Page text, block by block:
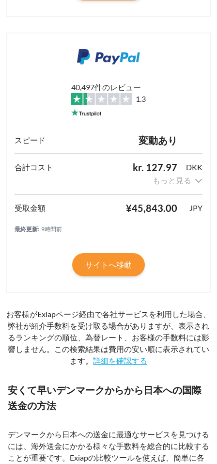
40,497件のレビュー
1.3
変動あり
kr. 127.97
DKK
もっと見る
¥45,843.00 JPY
最終更新: 9時間前
サイトへ移動
お客様がExiapページ経由で各社サービスを利用した場合、
弊社が紹介手数料を受け取る場合がありますが、表示され
るランキングの順位、為替レート、お客様の手数料には影
響しません。この検索結果は費用の安い順に表示されてい
ます。 詳細を確認する
安くて早いデンマークからから日本への国際
送金の方法
デンマークから日本への送金に最適なサービスを見つける
には、海外送金にかかる様々な手数料を総合的に比較する
ことが重要です。Exiapの比較ツールを使えば、簡単に各